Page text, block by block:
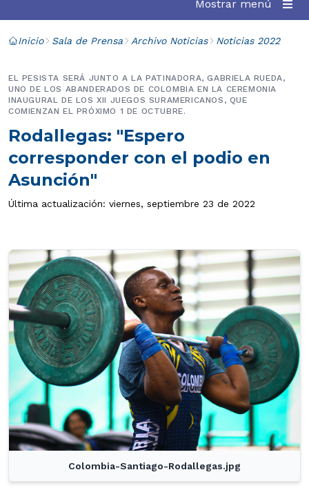
Mostrar menú
Inicio Sala de Prensa Archivo Noticias Noticias 2022
Rodallegas: "Espero
corresponder con el podio en
Asunción"
EL PESISTA SERÁ JUNTO A LA PATINADORA, GABRIELA RUEDA,
UNO DE LOS ABANDERADOS DE COLOMBIA EN LA CEREMONIA
INAUGURAL DE LOS XII JUEGOS SURAMERICANOS, QUE
COMIENZAN EL PRÓXIMO 1 DE OCTUBRE.
Última actualización: viernes, septiembre 23 de 2022
Colombia-Santiago-Rodallegas.jpg